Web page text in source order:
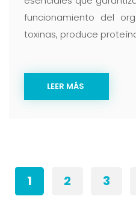
funcionamiento del
toxinas, produce
LEER MÁS
1 2 3